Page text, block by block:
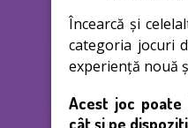
Încearcă și
categoria jocuri
experiență nouă
Acest joc
cât și pe